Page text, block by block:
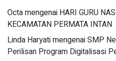
Octamengenai HARI GURU
KECAMATAN PERMATA INTAN
Linda HaryatimengenaiSMP
Perilisan Program Digitalisasi